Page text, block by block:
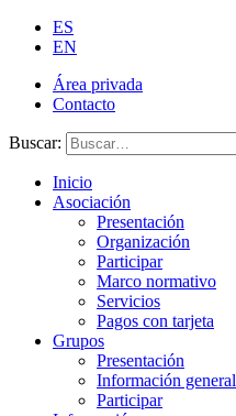
ES
EN
Área privada
Contacto
Buscar:
Inicio
Asociación
Presentación
Organización
Participar
Marco normativo
Servicios
Pagos con tarjeta
Grupos
Presentación
Información general
Participar